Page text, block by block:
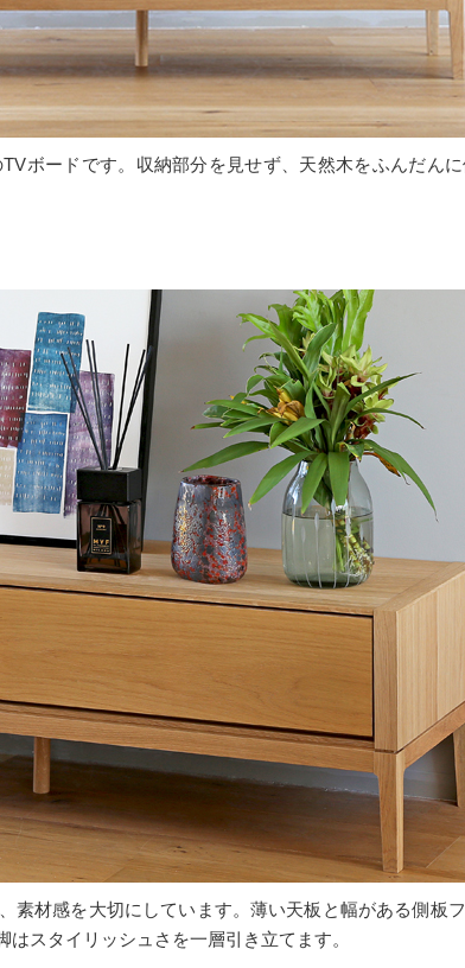
ボードです。収納部分を見せず、天然木をふんだん
素材感を大切にしています。薄い天板と幅がある側板
スタイリッシュさを一層引き立てます。